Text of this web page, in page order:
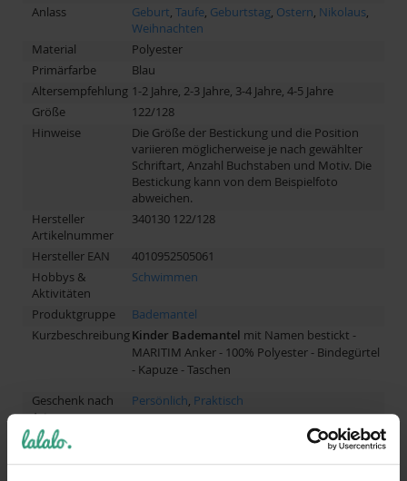
Anlass
Geburt, Taufe, Geburtstag, Ostern, Nikolaus,
Weihnachten
Material
Polyester
Primärfarbe
Blau
Altersempfehlung 1-2 Jahre, 2-3 Jahre, 3-4 Jahre, 4-5 Jahre
Größe
122/128
Hinweise
Die Größe der Bestickung und die Position
variieren möglicherweise je nach gewählter
Schriftart, Anzahl Buchstaben und Motiv. Die
Bestickung kann von dem Beispielfoto
abweichen.
Hersteller
Artikelnummer
340130 122/128
Hersteller EAN
4010952505061
Hobbys &
Aktivitäten
Schwimmen
Produktgruppe
Bademantel
KurzbeschreibungKinder Bademantel mit Namen bestickt -
MARITIM Anker - 100% Polyester - Bindegürtel
- Kapuze - Taschen
Geschenk nach
Art
Persönlich, Praktisch